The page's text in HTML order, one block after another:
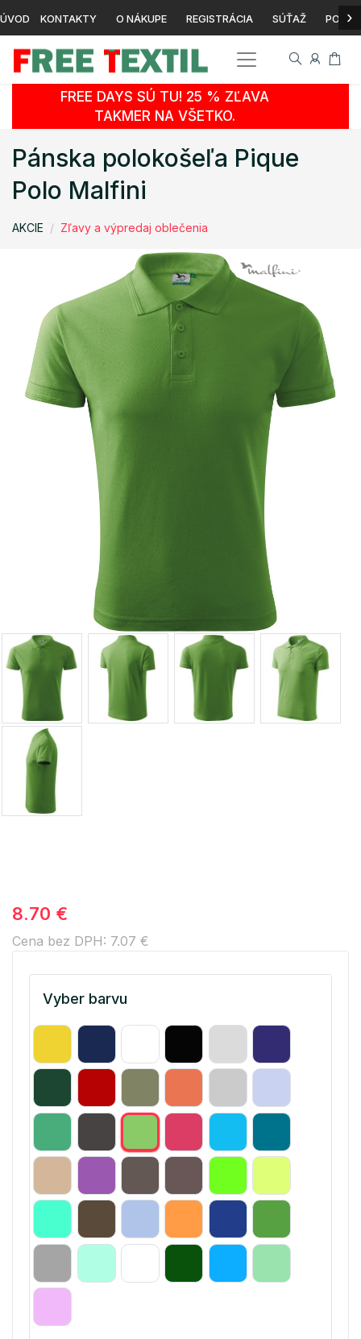
ÚVOD KONTAKTY O NÁKUPE REGISTRÁCIA SÚŤAŽ ›
FREE DAYS SÚ TU! 25 % ZĽAVA
TAKMER NA VŠETKO.
Pánska polokošeľa Pique
Polo Malfini
AKCIE Zľavy a výpredaj oblečenia
8.70 €
Cena bez DPH: 7.07 €
Vyber barvu